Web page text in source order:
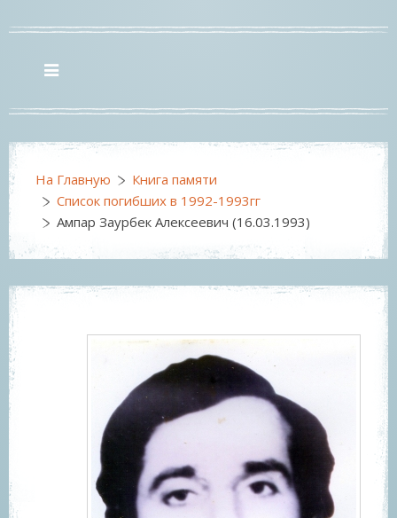
На Главную
Книга памяти
Список погибших в 1992-1993гг
Ампар Заурбек Алексеевич (16.03.1993)